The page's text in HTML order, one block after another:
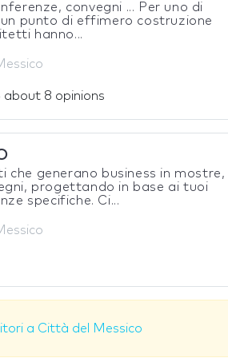
convegni ... Per uno di
punto di effimero costruzione
hanno...
8 opinions
che generano business in mostre,
progettando in base ai tuoi
specifiche. Ci...
a Città del Messico